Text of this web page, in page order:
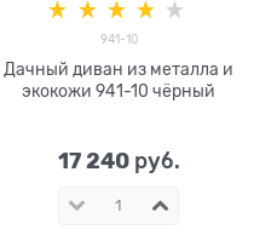
941-10
Дачный диван из металла и
экокожи 941-10 чёрный
17 240 руб.